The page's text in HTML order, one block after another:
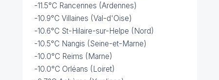
-11.5°C Rancennes (Ardennes)
-10.9°C Villaines (Val-d'Oise)
-10.6°C St-Hilaire-sur-Helpe (Nord)
-10.5°C Nangis (Seine-et-Marne)
-10.0°C Reims (Marne)
-10.0°C Orléans (Loiret)